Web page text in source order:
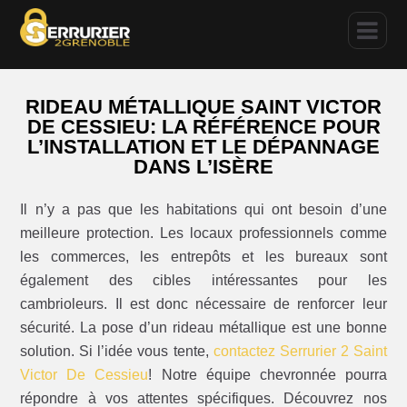
RIDEAU MÉTALLIQUE SAINT VICTOR
DE CESSIEU: LA RÉFÉRENCE POUR
L’INSTALLATION ET LE DÉPANNAGE
DANS L’ISÈRE
Il n’y a pas que les habitations qui ont besoin d’une
meilleure protection. Les locaux professionnels comme
les commerces, les entrepôts et les bureaux sont
également des cibles intéressantes pour les
cambrioleurs. Il est donc nécessaire de renforcer leur
sécurité. La pose d’un rideau métallique est une bonne
solution. Si l’idée vous tente, contactez Serrurier 2 Saint
Victor De Cessieu! Notre équipe chevronnée pourra
répondre à vos attentes spécifiques. Découvrez nos